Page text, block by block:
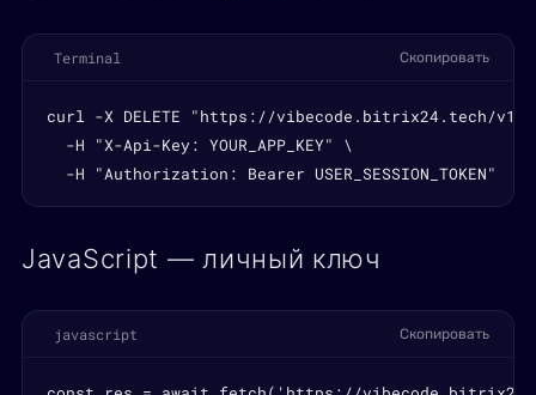
Terminal Скопировать
curl -X DELETE "https://vibecode.bitrix24.tech/v1/
  -H "X-Api-Key: YOUR_APP_KEY" \
  -H "Authorization: Bearer USER_SESSION_TOKEN"
JavaScript — личный ключ
javascript Скопировать